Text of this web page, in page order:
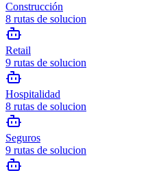
Construcción
8 rutas de solucion
Retail
9 rutas de solucion
Hospitalidad
8 rutas de solucion
Seguros
9 rutas de solucion